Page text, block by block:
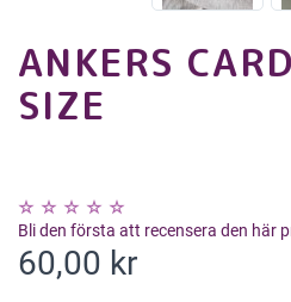
ANKERS
SIZE
Bli den första att recensera den här
60,00 kr